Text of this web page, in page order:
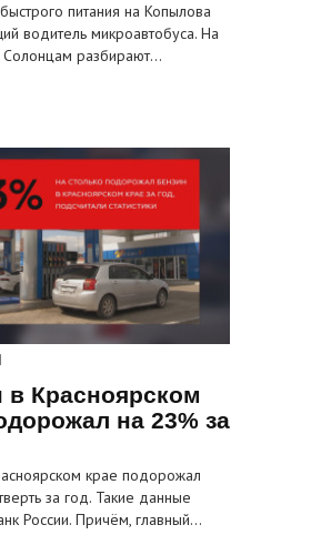
питания на Копылова
водитель микроавтобуса. На
разбирают…
в Красноярском
на 23% за
крае подорожал
за год. Такие данные
России. Причём, главный…